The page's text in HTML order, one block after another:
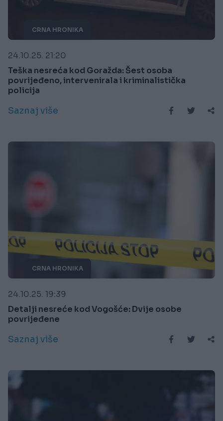
CRNA HRONIKA
24.10.25. 21:20
Teška nesreća kod Goražda: Šest osoba
povrijeđeno, intervenirala i kriminalistička
policija
Saznaj više
CRNA HRONIKA
24.10.25. 19:39
Detalji nesreće kod Vogošće: Dvije osobe
povrijeđene
Saznaj više